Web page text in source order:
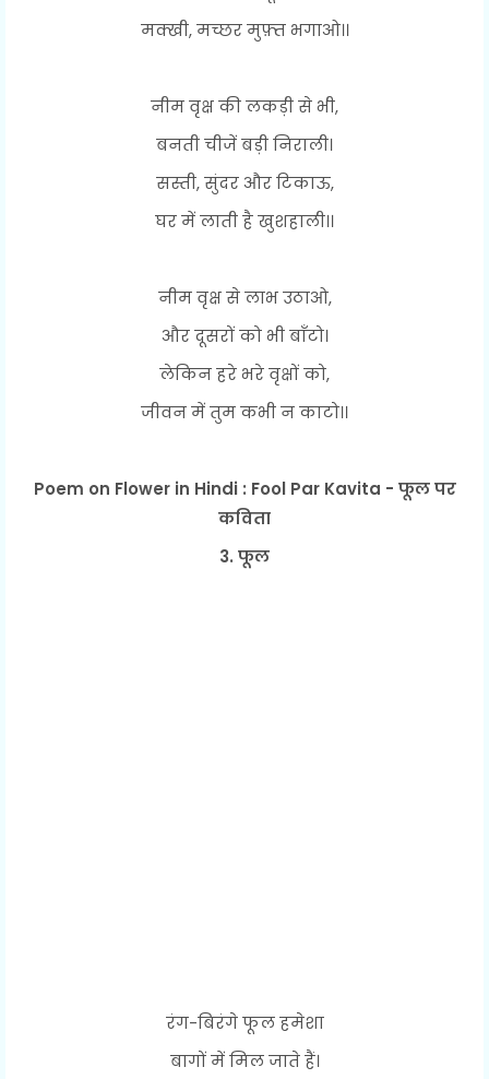
मक्खी, मच्छर मुफ़्त भगाओ।।
नीम वृक्ष की लकड़ी से भी,
बनती चीजें बड़ी निराली।
सस्ती, सुंदर और टिकाऊ,
घर में लाती है खुशहाली।।
नीम वृक्ष से लाभ उठाओ,
और दूसरों को भी बाँटो।
लेकिन हरे भरे वृक्षों को,
जीवन में तुम कभी न काटो।।
Poem on Flower in Hindi : Fool Par Kavita - फूल पर
कविता
3. फूल
रंग-बिरंगे फूल हमेशा
बागों में मिल जाते हैं।